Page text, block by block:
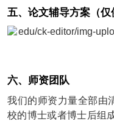
五、论文辅导方案（仅
六、师资团队
我们的师资力量全部由
校的博士或者博士后组